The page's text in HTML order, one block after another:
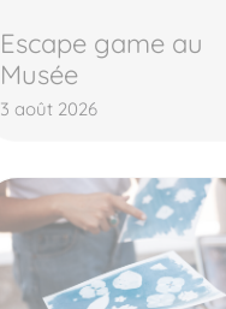
Escape game au
Musée
3 août 2026